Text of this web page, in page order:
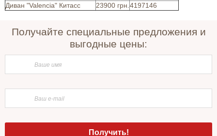
Диван "Valencia" Китасс
23900 грн. 4197146
Получайте специальные предложения и
выгодные цены: